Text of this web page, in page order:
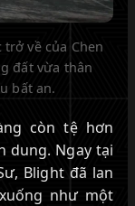
về của Chen
đất vừa thân
bất an.
còn tệ hơn
dung. Ngay tại
Blight đã lan
như một